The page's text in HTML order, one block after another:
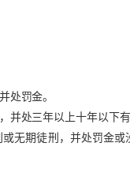
处罚金。
处三年以上十年以下
无期徒刑，并处罚金